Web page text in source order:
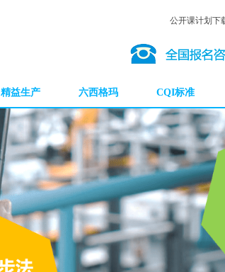
公开课计划下
FMEA培训
六西格玛培训 IATF16949五大工
精益生产 六西格玛 CQI标准